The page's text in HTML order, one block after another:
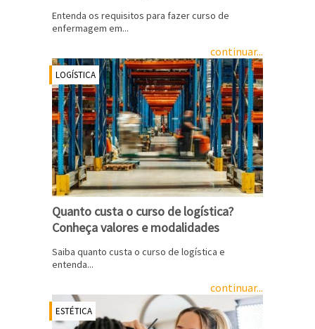
Entenda os requisitos para fazer curso de
enfermagem em...
continuar...
LOGÍSTICA
Quanto custa o curso de logística?
Conheça valores e modalidades
Saiba quanto custa o curso de logística e
entenda...
continuar...
ESTÉTICA